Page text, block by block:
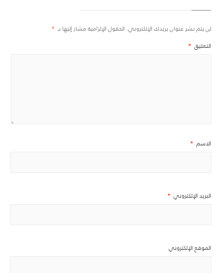
لن يتم نشر عنوان بريدك الإلكتروني. الحقول الإلزامية مشار إليها بـ *
التعليق *
الاسم *
البريد الإلكتروني *
الموقع الإلكتروني